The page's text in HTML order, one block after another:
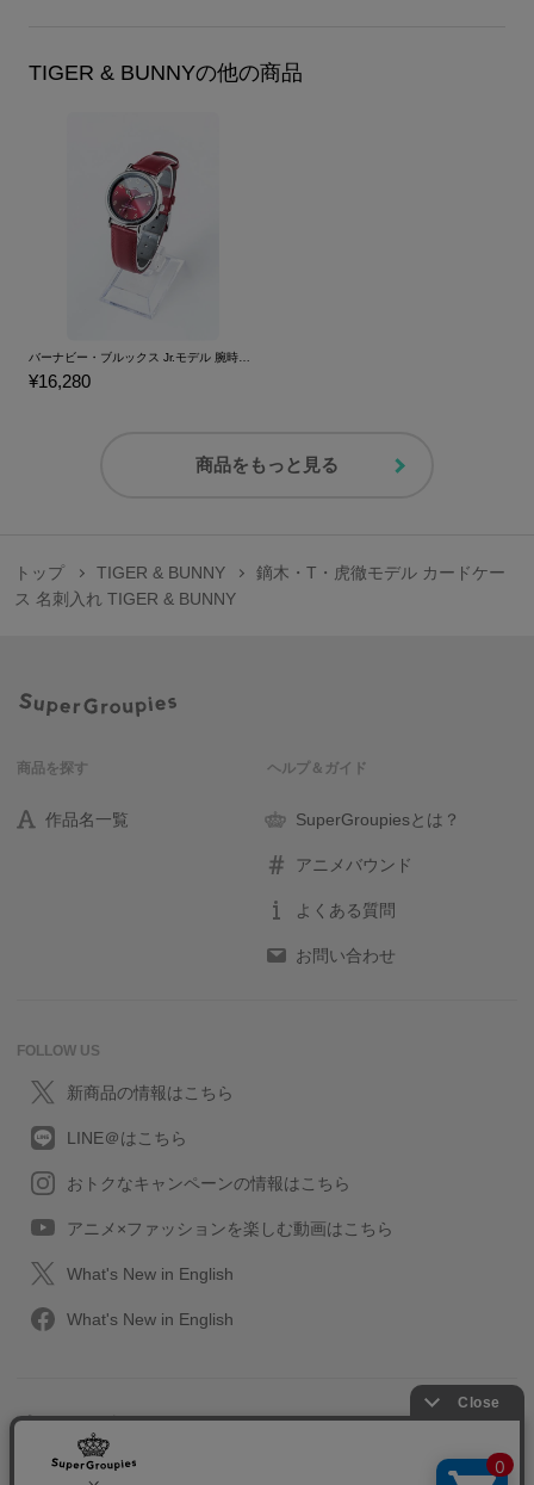
TIGER & BUNNYの他の商品
¥16,280
商品をもっと見る
トップ TIGER & BUNNY
鏑木・T・虎徹モデル カードケー
ス 名刺入れ TIGER & BUNNY
商品を探す
作品名一覧
ヘルプ＆ガイド
SuperGroupiesとは？
アニメバウンド
よくある質問
お問い合わせ
FOLLOW US
新商品の情報はこちら
LINE＠はこちら
おトクなキャンペーンの情報はこちら
アニメ×ファッションを楽しむ動画はこちら
What's New in English
What's New in English
プライバシーポリシー
特定取引に関する法律